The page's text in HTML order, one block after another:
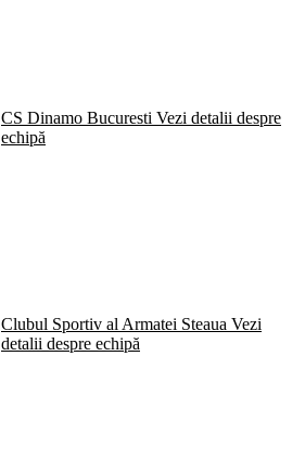
CS Dinamo Bucuresti Vezi detalii despre
echipă
Clubul Sportiv al Armatei Steaua Vezi
detalii despre echipă